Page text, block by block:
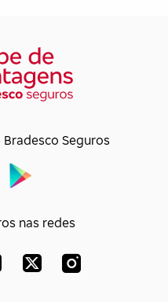
Seguros
nas redes